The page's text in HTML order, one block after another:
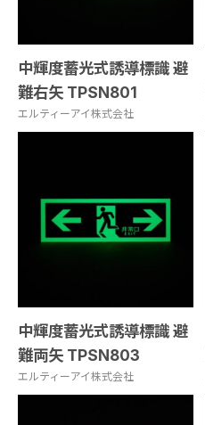
中輝度蓄光式誘導標識 避
難右矢 TPSN801
エルティーアイ株式会社
中輝度蓄光式誘導標識 避
難両矢 TPSN803
エルティーアイ株式会社